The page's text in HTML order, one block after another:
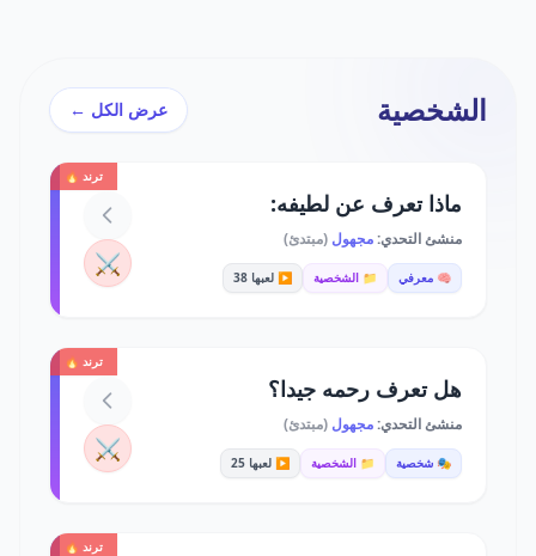
الشخصية عرض الكل ←
ترند 🔥
ماذا تعرف عن لطيفه:
منشئ التحدي:مجهول (مبتدئ)
🧠 معرفي 📁 الشخصية ▶️ لعبها 38 ⚔️
ترند 🔥
هل تعرف رحمه جيدا؟
منشئ التحدي:مجهول (مبتدئ)
🎭 شخصية 📁 الشخصية ▶️ لعبها 25 ⚔️
ترند 🔥